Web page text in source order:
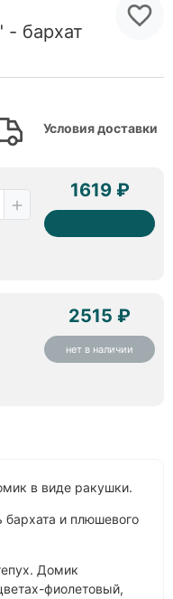
бархат
Условия доставки
1619 ₽
2515 ₽
нет в наличии
в виде ракушки.
бархата и плюшевого
Домик
фиолетовый,